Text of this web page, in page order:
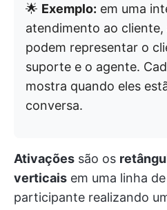
🌟 Exemplo: em uma
atendimento ao cliente,
podem representar o
suporte e o agente.
mostra quando eles
conversa.
Ativações são os
verticais em uma linha
participante realizando